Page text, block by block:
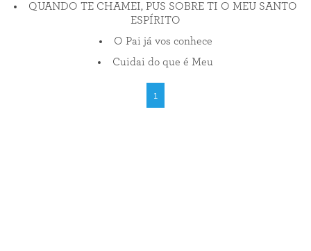
QUANDO TE CHAMEI, PUS SOBRE TI O MEU SANTO
ESPÍRITO
O Pai já vos conhece
Cuidai do que é Meu
1